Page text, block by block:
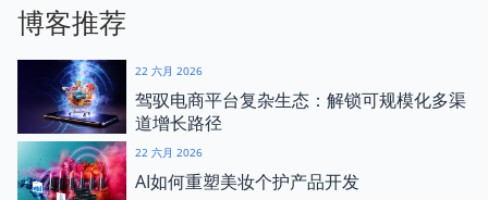
博客推荐
22 六月 2026
驾驭电商平台复杂生态：解锁可规模化多渠
道增长路径
22 六月 2026
AI如何重塑美妆个护产品开发